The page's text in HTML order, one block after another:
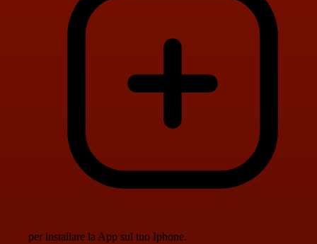
per installare la App sul tuo Iphone.